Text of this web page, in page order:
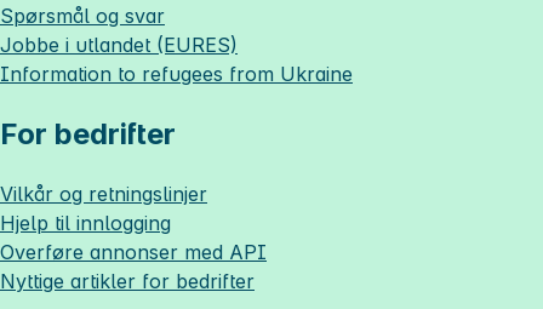
Spørsmål og svar
Jobbe i utlandet (EURES)
Information to refugees from Ukraine
For bedrifter
Vilkår og retningslinjer
Hjelp til innlogging
Overføre annonser med API
Nyttige artikler for bedrifter